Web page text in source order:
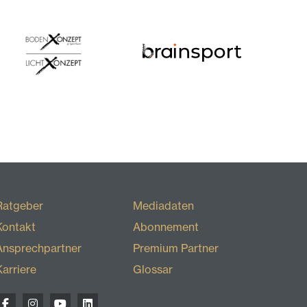
Mediadaten
Abonnement
Premium Partner
Glossar